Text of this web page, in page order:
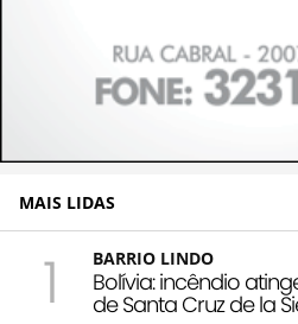
MAIS LIDAS
1 BARRIO LINDO
Bolívia: incêndio
de Santa Cruz de la